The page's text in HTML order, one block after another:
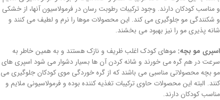
و مناسب کودکان دارند. وجود ترکیبات رطوبت رسان در فرمولاسیون آنها، از خشکی
و شکنندگی مو جلوگیری می کند. این محصولات موها را نرم و لطیف می کنند و
شانه پذیری مو را نیز بهبود می بخشند.
اسپری مو بچه: موهای کودک اغلب ظریف و نازک هستند و به همین خاطر به
سرعت در هم گره می خورند و شانه کردن آن ها بسیار دشوار می شود اسپری های
مو بچه محصولاتی مناسبی می باشند که از گره خوردگی موی کودکان جلوگیری می
کنند. البته این محصولات حاوی ترکیبات تغذیه کننده بوده و فرمولاسیونی ملایم و
مناسب کودکان دارند.